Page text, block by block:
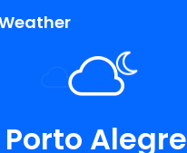
Porto Alegre